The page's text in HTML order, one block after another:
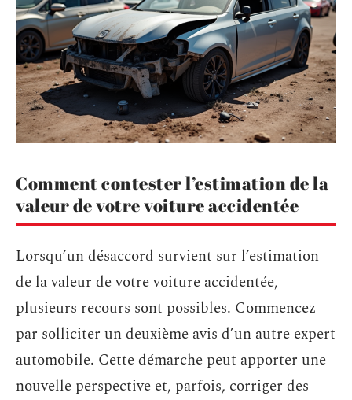
Comment contester l’estimation de la
valeur de votre voiture accidentée
Lorsqu’un désaccord survient sur l’estimation
de la valeur de votre voiture accidentée,
plusieurs recours sont possibles. Commencez
par solliciter un deuxième avis d’un autre expert
automobile. Cette démarche peut apporter une
nouvelle perspective et, parfois, corriger des